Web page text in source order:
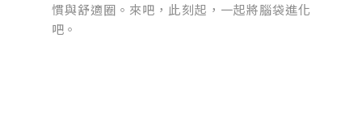
慣與舒適圈。來吧，此刻起，一起將腦袋進化
吧。